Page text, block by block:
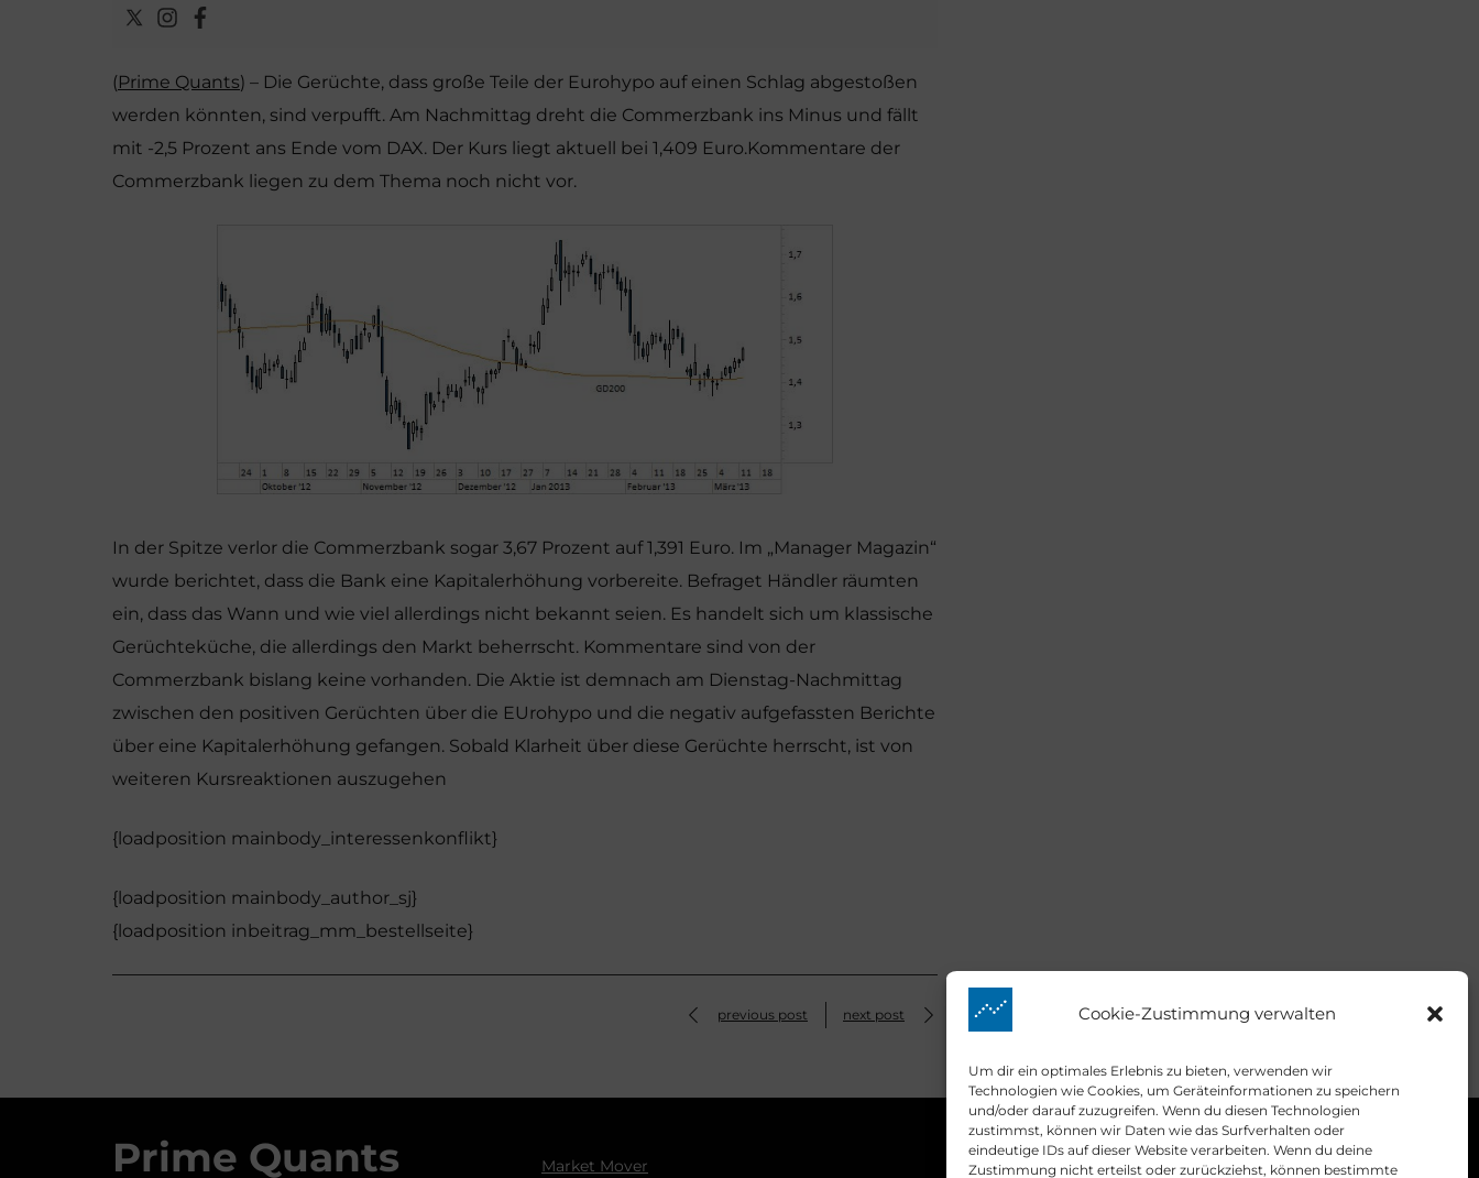
Cookie-Zustimmung verwalten
Um dir ein optimales Erlebnis zu bieten, verwenden wir
Technologien wie Cookies, um Geräteinformationen zu speichern
und/oder darauf zuzugreifen. Wenn du diesen Technologien
zustimmst, können wir Daten wie das Surfverhalten oder
eindeutige IDs auf dieser Website verarbeiten. Wenn du deine
Zustimmung nicht erteilst oder zurückziehst, können bestimmte
(Prime Quants) – Die Gerüchte, dass große Teile der Eurohypo auf einen Schlag abgestoßen
werden könnten, sind verpufft. Am Nachmittag dreht die Commerzbank ins Minus und fällt
mit -2,5 Prozent ans Ende vom DAX. Der Kurs liegt aktuell bei 1,409 Euro.Kommentare der
Commerzbank liegen zu dem Thema noch nicht vor.
In der Spitze verlor die Commerzbank sogar 3,67 Prozent auf 1,391 Euro. Im „Manager Magazin“
wurde berichtet, dass die Bank eine Kapitalerhöhung vorbereite. Befraget Händler räumten
ein, dass das Wann und wie viel allerdings nicht bekannt seien. Es handelt sich um klassische
Gerüchteküche, die allerdings den Markt beherrscht. Kommentare sind von der
Commerzbank bislang keine vorhanden. Die Aktie ist demnach am Dienstag-Nachmittag
zwischen den positiven Gerüchten über die EUrohypo und die negativ aufgefassten Berichte
über eine Kapitalerhöhung gefangen. Sobald Klarheit über diese Gerüchte herrscht, ist von
weiteren Kursreaktionen auszugehen
{loadposition mainbody_interessenkonflikt}
{loadposition mainbody_author_sj}
{loadposition inbeitrag_mm_bestellseite}
previous post next post
Prime Quants Market Mover Kontakt